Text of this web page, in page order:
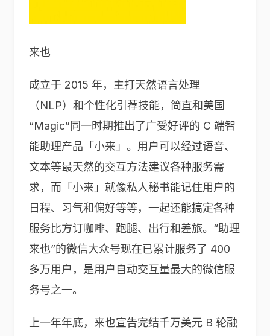
来也
成立于 2015 年，主打天然语言处理
（NLP）和个性化引荐技能，简直和美国
“Magic”同一时期推出了广受好评的 C 端智
能助理产品「小来」。用户可以经过语音、
文本等最天然的交互方法建议各种服务需
求，而「小来」就像私人秘书能记住用户的
日程、习气和偏好等等，一起还能搞定各种
服务比方订咖啡、跑腿、出行和差旅。“助理
来也”的微信大众号现在已累计服务了 400
多万用户，是用户自动交互量最大的微信服
务号之一。
上一年年底，来也宣告完结千万美元 B 轮融